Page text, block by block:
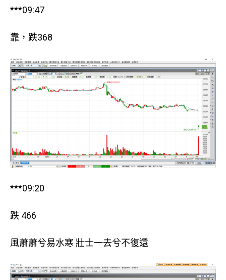
***09:47
靠，跌368
***09:20
跌 466
風蕭蕭兮易水寒 壯士一去兮不復還